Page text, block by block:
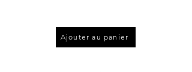
Ajouter au panier